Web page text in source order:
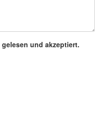
gelesen und akzeptiert.